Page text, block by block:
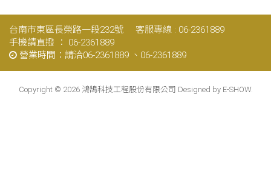
台南市東區長榮路一段232號
客服專線 : 06-2361889
手機請直撥 ： 06-2361889
營業時間：請洽06-2361889 、06-2361889
Copyright © 2026 鴻鵠科技工程股份有限公司 Designed by E-SHOW.